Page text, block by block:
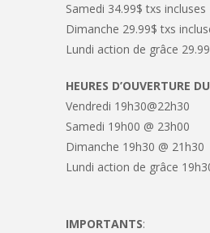
Samedi 34.99$ txs incluses
Dimanche 29.99$ txs
Lundi action de grâce
HEURES D’OUVERTURE
Vendredi 19h30@22h30
Samedi 19h00 @ 23h00
Dimanche 19h30 @ 21h30
Lundi action de grâce
IMPORTANTS: